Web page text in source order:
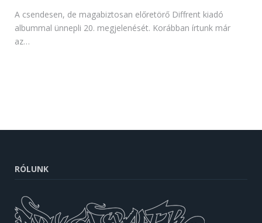
A csendesen, de magabiztosan előretörő Diffrent kiadó
albummal ünnepli 20. megjelenését. Korábban írtunk már
az…
RÓLUNK